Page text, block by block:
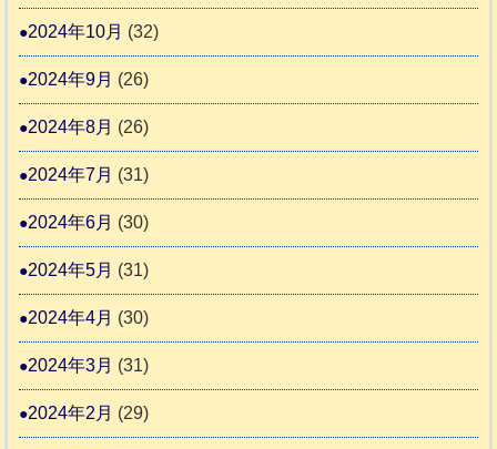
2024年10月 (32)
2024年9月 (26)
2024年8月 (26)
2024年7月 (31)
2024年6月 (30)
2024年5月 (31)
2024年4月 (30)
2024年3月 (31)
2024年2月 (29)